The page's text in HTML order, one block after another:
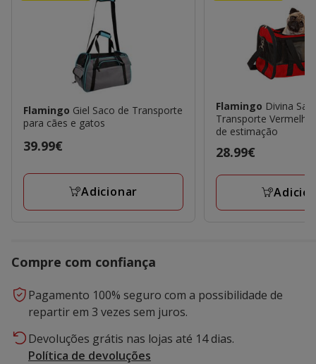
Flamingo Giel Saco de Transporte
para cães e gatos
Preço
39.99€
Adicionar
Flamingo Divina
Transporte
de estimação
Preço
28.99€
Compre com confiança
Pagamento 100% seguro com a possibilidade de
repartir em 3 vezes sem juros.
Devoluções grátis nas lojas até 14 dias.
Política de devoluções